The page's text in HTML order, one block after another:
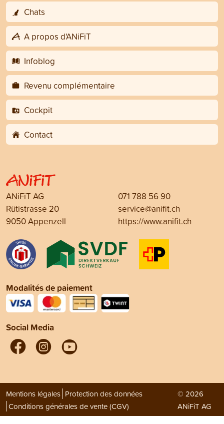
Chats
A propos d'ANiFiT
Infoblog
Revenu complémentaire
Cockpit
Contact
ANiFiT AG
Rütistrasse 20
9050 Appenzell
071 788 56 90
service@anifit.ch
https://www.anifit.ch
Modalités de paiement
Social Media
Mentions légales Protection des données
Conditions générales de vente (CGV)
© 2026
ANiFiT AG